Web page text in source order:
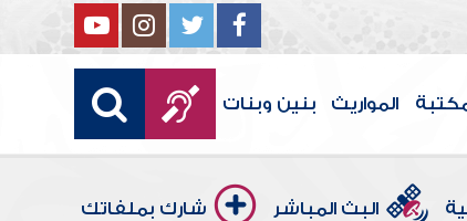
المواريث بنين وبنات
البث المباشر شارك بملفاتك